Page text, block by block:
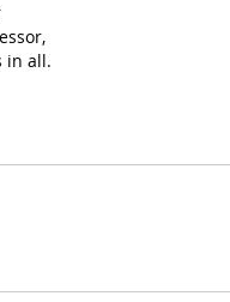
in all.